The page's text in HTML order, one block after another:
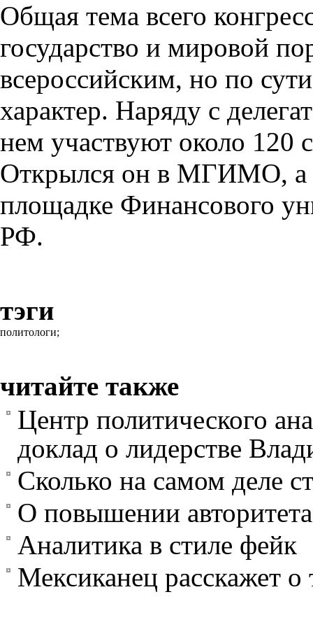
Общая тема всего
государство и мировой
всероссийским, но по
характер. Наряду с
нем участвуют около 120
Открылся он в МГИМО, а
площадке Финансового
РФ.
тэги
политологи;
читайте также
Центр политического
доклад о лидерстве
Сколько на самом деле
О повышении
Аналитика в стиле фейк
Мексиканец расскажет о